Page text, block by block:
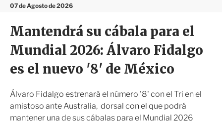
n
07 de Agosto de 2026
i
r
Mantendrá su cábala para el
Mundial 2026: Álvaro Fidalgo
es el nuevo '8' de México
Álvaro Fidalgo estrenará el número '8' con el Tri en el
amistoso ante Australia, dorsal con el que podrá
mantener una de sus cábalas para el Mundial 2026